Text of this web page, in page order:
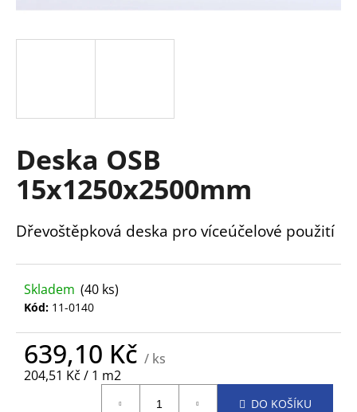
Deska OSB
15x1250x2500mm
Dřevoštěpková deska pro víceúčelové použití
Skladem (40 ks)
Kód: 11-0140
639,10 Kč / ks
Měrná
204,51 Kč / 1 m2
DO KOŠÍKU
í
t
o
o
u
u
e
m